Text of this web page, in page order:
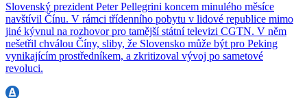
Slovenský prezident Peter Pellegrini koncem minulého měsíce
navštívil Čínu. V rámci třídenního pobytu v lidové republice mimo
jiné kývnul na rozhovor pro tamější státní televizi CGTN. V něm
nešetřil chválou Číny, sliby, že Slovensko může být pro Peking
vynikajícím prostředníkem, a zkritizoval vývoj po sametové
revoluci.